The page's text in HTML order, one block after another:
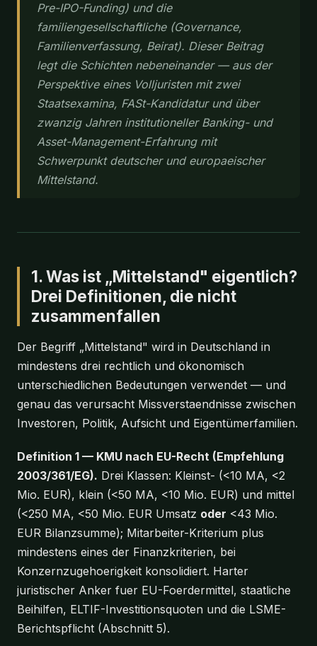
Pre-IPO-Funding) und die
familiengesellschaftliche (Governance,
Familienverfassung, Beirat). Dieser Beitrag
legt die Schichten nebeneinander — aus der
Perspektive eines Volljuristen mit zwei
Staatsexamina, FASt-Kandidatur und über
zwanzig Jahren institutioneller Banking- und
Asset-Management-Erfahrung mit
Schwerpunkt deutscher und europaeischer
Mittelstand.
1. Was ist „Mittelstand" eigentlich?
Drei Definitionen, die nicht
zusammenfallen
Der Begriff „Mittelstand" wird in Deutschland in
mindestens drei rechtlich und ökonomisch
unterschiedlichen Bedeutungen verwendet — und
genau das verursacht Missverstaendnisse zwischen
Investoren, Politik, Aufsicht und Eigentümerfamilien.
Definition 1 — KMU nach EU-Recht (Empfehlung
2003/361/EG). Drei Klassen: Kleinst- (<10 MA, <2
Mio. EUR), klein (<50 MA, <10 Mio. EUR) und mittel
(<250 MA, <50 Mio. EUR Umsatz oder <43 Mio.
EUR Bilanzsumme); Mitarbeiter-Kriterium plus
mindestens eines der Finanzkriterien, bei
Konzernzugehoerigkeit konsolidiert. Harter
juristischer Anker fuer EU-Foerdermittel, staatliche
Beihilfen, ELTIF-Investitionsquoten und die LSME-
Berichtspflicht (Abschnitt 5).